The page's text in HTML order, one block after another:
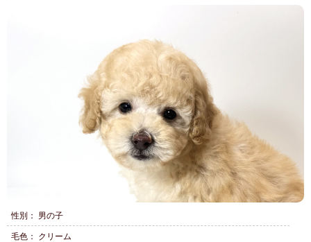
性別： 男の子
毛色： クリーム